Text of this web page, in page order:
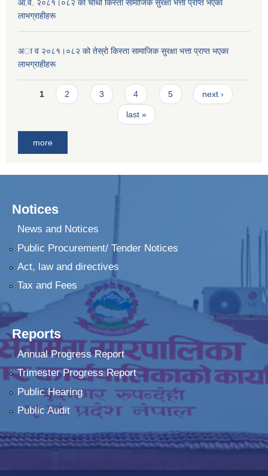
आ.व. २०८१।०८२ काे चाैथाें किस्ता सामाजिक सुरक्षा भत्ता प्राप्त भएका
लाभग्राहीहरू
अा व २०८१।०८२ काे तेस्राे किस्ता सामाजिक सुरक्षा भत्ता प्राप्त भएका
लाभग्राहीहरू
Pages
1 2 3 4 5 next ›
last »
more
Notices
News and Notices
Public Procurement/ Tender Notices
Act, law and directives
Tax and Fees
Reports
Annual Progress Report
Trimester Progress Report
Public Hearing
Public Audit